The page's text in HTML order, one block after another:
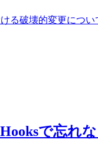
ける破壊的変更につ
で忘れ